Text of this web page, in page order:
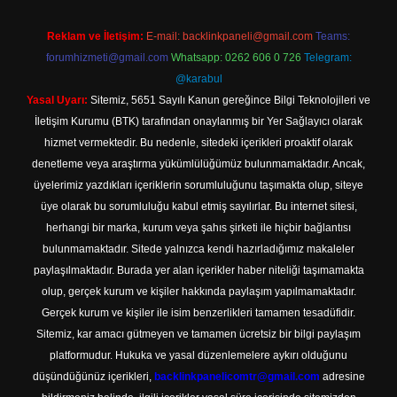
Reklam ve İletişim: E-mail: backlinkpaneli@gmail.com Teams:
forumhizmeti@gmail.com Whatsapp: 0262 606 0 726 Telegram:
@karabul
Yasal Uyarı: Sitemiz, 5651 Sayılı Kanun gereğince Bilgi Teknolojileri ve
İletişim Kurumu (BTK) tarafından onaylanmış bir Yer Sağlayıcı olarak
hizmet vermektedir. Bu nedenle, sitedeki içerikleri proaktif olarak
denetleme veya araştırma yükümlülüğümüz bulunmamaktadır. Ancak,
üyelerimiz yazdıkları içeriklerin sorumluluğunu taşımakta olup, siteye
üye olarak bu sorumluluğu kabul etmiş sayılırlar. Bu internet sitesi,
herhangi bir marka, kurum veya şahıs şirketi ile hiçbir bağlantısı
bulunmamaktadır. Sitede yalnızca kendi hazırladığımız makaleler
paylaşılmaktadır. Burada yer alan içerikler haber niteliği taşımamakta
olup, gerçek kurum ve kişiler hakkında paylaşım yapılmamaktadır.
Gerçek kurum ve kişiler ile isim benzerlikleri tamamen tesadüfidir.
Sitemiz, kar amacı gütmeyen ve tamamen ücretsiz bir bilgi paylaşım
platformudur. Hukuka ve yasal düzenlemelere aykırı olduğunu
düşündüğünüz içerikleri, backlinkpanelicomtr@gmail.com adresine